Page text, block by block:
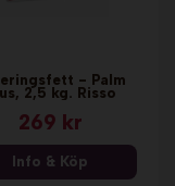
- Palm
2,5 kg. Risso
269 kr
Info & Köp